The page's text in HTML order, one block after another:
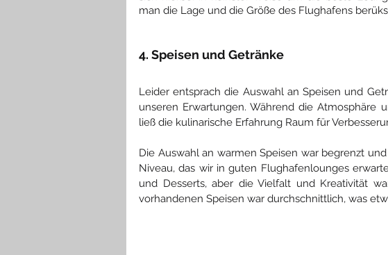
man die Lage und die Größe des Flughafens
4. Speisen und Getränke
Leider entsprach die Auswahl an Speisen und
unseren Erwartungen. Während die Atmosphäre
ließ die kulinarische Erfahrung Raum für
Die Auswahl an warmen Speisen war begrenzt
Niveau, das wir in guten Flughafenlounges
und Desserts, aber die Vielfalt und Kreativität
vorhandenen Speisen war durchschnittlich, was